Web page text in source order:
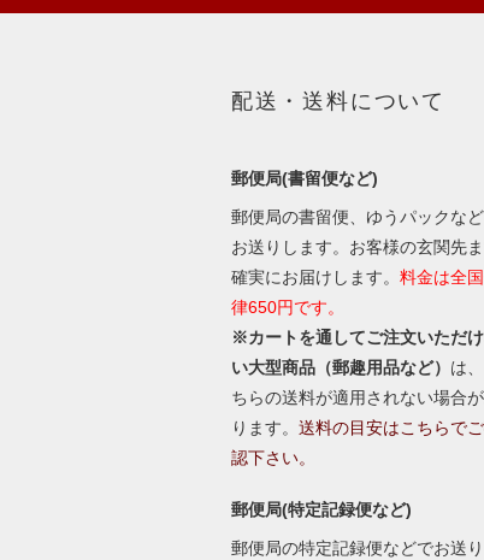
配送・送料について
郵便局(書留便など)
郵便局の書留便、ゆうパックな
お送りします。お客様の玄関先
確実にお届けします。 料金は全
律650円です。
※カートを通してご注文いただ
い大型商品（郵趣用品など） は
ちらの送料が適用されない場合
ります。 送料の目安はこちらで
認下さい。
郵便局(特定記録便など)
郵便局の特定記録便などでお送